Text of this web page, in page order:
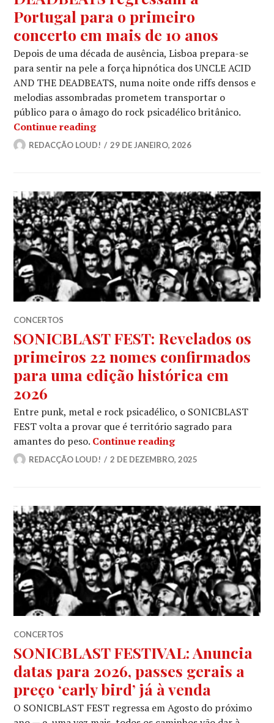
Portugal para o primeiro
concerto em mais de 10 anos
Depois de uma década de ausência, Lisboa prepara-se
para sentir na pele a força hipnótica dos UNCLE ACID
AND THE DEADBEATS, numa noite onde riffs densos e
melodias assombradas prometem transportar o
público para o âmago do rock psicadélico britânico.
Continue readingUNCLE ACID AND THE
REDACÇÃO LOUD! 29 DE JANEIRO, 2026
CONCERTOS
SONICBLAST FEST: Revelados os
primeiros 22 nomes confirmados
para uma edição histórica em
2026
Entre punk, metal e rock psicadélico, o SONICBLAST
FEST volta a provar que é território sagrado para
amantes do peso. Continue readingSONICBLAST
REDACÇÃO LOUD! 2 DE DEZEMBRO, 2025
CONCERTOS
SONICBLAST FESTIVAL: Anuncia
datas para 2026, passes gerais a
preço ‘early bird’ já à venda
O SONICBLAST FEST regressa em Agosto do próximo